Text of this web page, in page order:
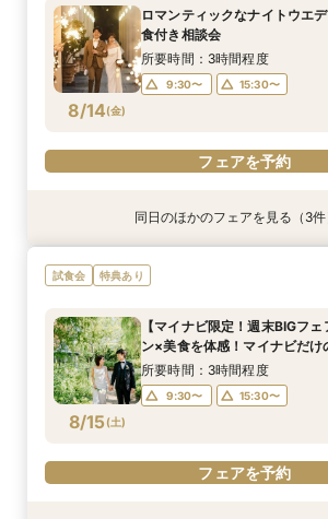
8/13(木)
10:00〜
15:30〜
8/13(木)
9:30〜
8/14(金)
ロマンティックなナイトウエ
食付き相談会
所要時間：3時間程度
9:30〜 15:30〜
フェアを予約
特典あり
8/14(金)
ペットと一緒に叶える挙式セ
食＆見学付き
9:30〜 15:30〜
特典あり
8/14(金)
【1.5次会におすすめ！】豪華
１日で完結！
9:30〜 15:30〜
特典あり
8/14(金)
【憧れのガーデン挙式】所要
得なプラン紹介も！試着体験付
10:00〜
13:30〜
15:30〜
同日のほかのフェアを見る（3件
試食会 特典あり
8/15(土)
【マイナビ限定！週末BIGフ
ン×美食を体感！マイナビだけ
所要時間：3時間程度
9:30〜 15:30〜
フェアを予約